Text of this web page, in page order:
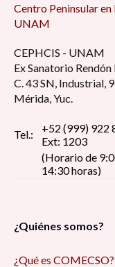
Centro Peninsular en
UNAM
CEPHCIS - UNAM
Ex Sanatorio Rendón
C. 43 SN, Industrial,
Mérida, Yuc.
Tel.:
+52 (999) 922
Ext: 1203
(Horario de
14:30 horas)
¿Quiénes somos?
¿Qué es COMECSO?